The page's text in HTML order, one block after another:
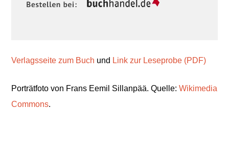
Verlagsseite zum Buch und Link zur Leseprobe (PDF)
Porträtfoto von Frans Eemil Sillanpää. Quelle:Wikimedia
Commons.